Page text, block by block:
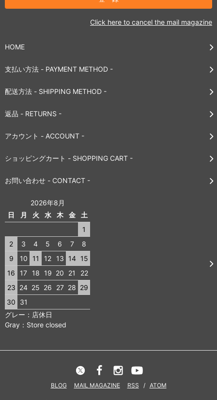
Click here to cancel the mail magazine
HOME
支払い方法 - PAYMENT METHOD -
配送方法 - SHIPPING METHOD -
返品 - RETURNS -
アカウント - ACCOUNT -
ショッピングカート - SHOPPING CART -
お問い合わせ - CONTACT -
2026年8月
日
月 火 水 木 金
土
1
2
3 4 5 6 7
8
9
10 11 12 13 14
15
16
17 18 19 20 21
22
23 24 25 26 27 28 29
30
31
グレー：店休日
Gray：Store closed
BLOG MAIL MAGAZINE RSS / ATOM